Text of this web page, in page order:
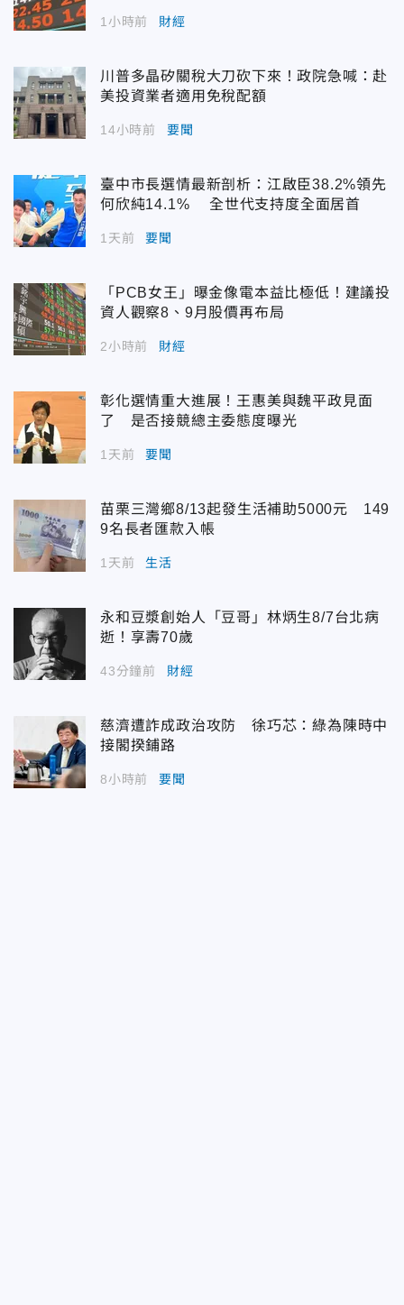
1小時前 財經
川普多晶矽關稅大刀砍下來！政院急喊：赴
美投資業者適用免稅配額
14小時前 要聞
臺中市長選情最新剖析：江啟臣38.2%領先
何欣純14.1% 全世代支持度全面居首
1天前 要聞
「PCB女王」曝金像電本益比極低！建議投
資人觀察8、9月股價再布局
2小時前 財經
彰化選情重大進展！王惠美與魏平政見面
了 是否接競總主委態度曝光
1天前 要聞
苗栗三灣鄉8/13起發生活補助5000元 149
9名長者匯款入帳
1天前 生活
永和豆漿創始人「豆哥」林炳生8/7台北病
逝！享壽70歲
43分鐘前 財經
慈濟遭詐成政治攻防 徐巧芯：綠為陳時中
接閣揆鋪路
8小時前 要聞